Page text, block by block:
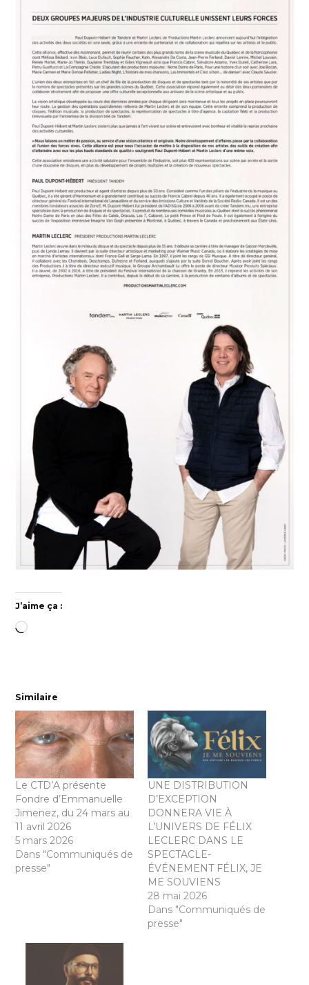
J’aime ça :
Chargement…
Similaire
Le CTD’A présente
Fondre d’Emmanuelle
Jimenez, du 24 mars au
11 avril 2026
5 mars 2026
Dans "Communiqués de
presse"
UNE DISTRIBUTION
D’EXCEPTION
DONNERA VIE À
L’UNIVERS DE FÉLIX
LECLERC DANS LE
SPECTACLE-
ÉVÉNEMENT FÉLIX, JE
ME SOUVIENS
28 mai 2026
Dans "Communiqués de
presse"